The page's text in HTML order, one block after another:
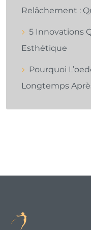
Relâchement :
5 Innovations
Esthétique
Pourquoi
Longtemps